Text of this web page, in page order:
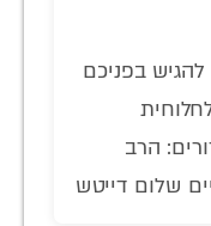
להגיש בפניכם
בין המדורים: הרב
שלום דייטש